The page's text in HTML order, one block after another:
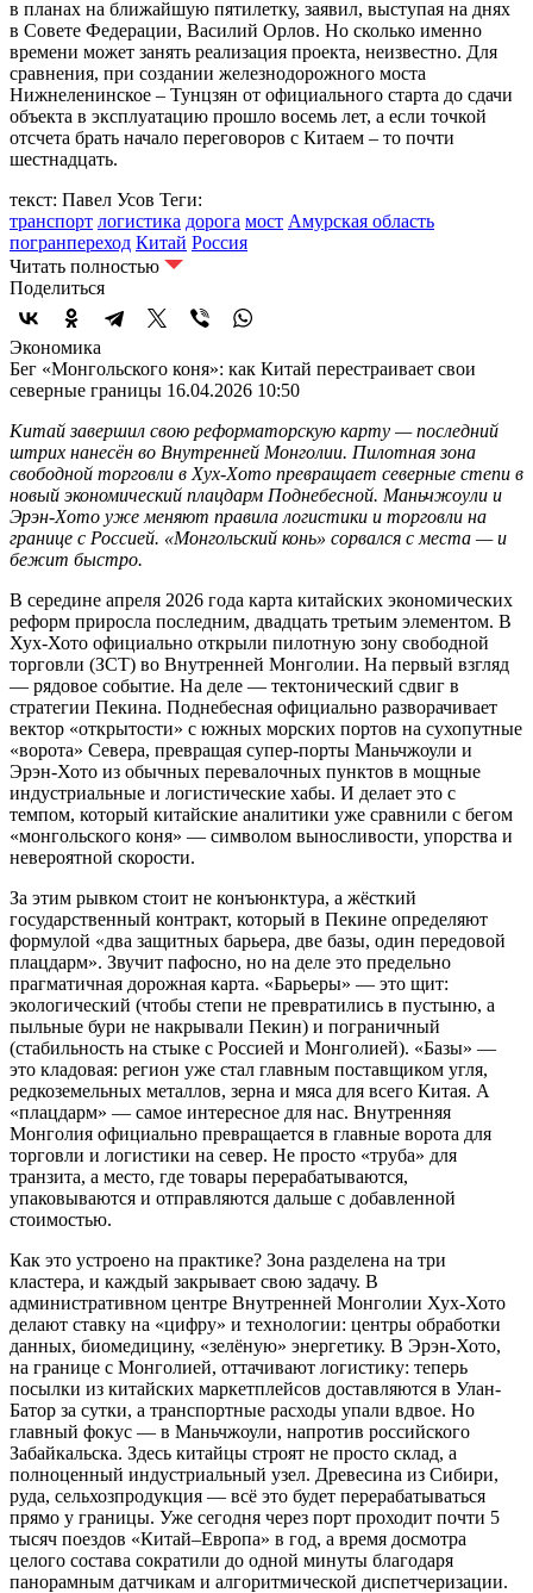
в планах на ближайшую пятилетку, заявил, выступая на днях
в Совете Федерации, Василий Орлов. Но сколько именно
времени может занять реализация проекта, неизвестно. Для
сравнения, при создании железнодорожного моста
Нижнеленинское – Тунцзян от официального старта до сдачи
объекта в эксплуатацию прошло восемь лет, а если точкой
отсчета брать начало переговоров с Китаем – то почти
шестнадцать.
текст: Павел Усов Теги:
транспорт логистика дорога мост Амурская область
погранпереход Китай Россия
Читать полностью
Поделиться
Экономика
Бег «Монгольского коня»: как Китай перестраивает свои
северные границы 16.04.2026 10:50
Китай завершил свою реформаторскую карту — последний
штрих нанесён во Внутренней Монголии. Пилотная зона
свободной торговли в Хух-Хото превращает северные степи в
новый экономический плацдарм Поднебесной. Маньчжоули и
Эрэн-Хото уже меняют правила логистики и торговли на
границе с Россией. «Монгольский конь» сорвался с места — и
бежит быстро.
В середине апреля 2026 года карта китайских экономических
реформ приросла последним, двадцать третьим элементом. В
Хух-Хото официально открыли пилотную зону свободной
торговли (ЗСТ) во Внутренней Монголии. На первый взгляд
— рядовое событие. На деле — тектонический сдвиг в
стратегии Пекина. Поднебесная официально разворачивает
вектор «открытости» с южных морских портов на сухопутные
«ворота» Севера, превращая супер-порты Маньчжоули и
Эрэн-Хото из обычных перевалочных пунктов в мощные
индустриальные и логистические хабы. И делает это с
темпом, который китайские аналитики уже сравнили с бегом
«монгольского коня» — символом выносливости, упорства и
невероятной скорости.
За этим рывком стоит не конъюнктура, а жёсткий
государственный контракт, который в Пекине определяют
формулой «два защитных барьера, две базы, один передовой
плацдарм». Звучит пафосно, но на деле это предельно
прагматичная дорожная карта. «Барьеры» — это щит:
экологический (чтобы степи не превратились в пустыню, а
пыльные бури не накрывали Пекин) и пограничный
(стабильность на стыке с Россией и Монголией). «Базы» —
это кладовая: регион уже стал главным поставщиком угля,
редкоземельных металлов, зерна и мяса для всего Китая. А
«плацдарм» — самое интересное для нас. Внутренняя
Монголия официально превращается в главные ворота для
торговли и логистики на север. Не просто «труба» для
транзита, а место, где товары перерабатываются,
упаковываются и отправляются дальше с добавленной
стоимостью.
Как это устроено на практике? Зона разделена на три
кластера, и каждый закрывает свою задачу. В
административном центре Внутренней Монголии Хух-Хото
делают ставку на «цифру» и технологии: центры обработки
данных, биомедицину, «зелёную» энергетику. В Эрэн-Хото,
на границе с Монголией, оттачивают логистику: теперь
посылки из китайских маркетплейсов доставляются в Улан-
Батор за сутки, а транспортные расходы упали вдвое. Но
главный фокус — в Маньчжоули, напротив российского
Забайкальска. Здесь китайцы строят не просто склад, а
полноценный индустриальный узел. Древесина из Сибири,
руда, сельхозпродукция — всё это будет перерабатываться
прямо у границы. Уже сегодня через порт проходит почти 5
тысяч поездов «Китай–Европа» в год, а время досмотра
целого состава сократили до одной минуты благодаря
панорамным датчикам и алгоритмической диспетчеризации.